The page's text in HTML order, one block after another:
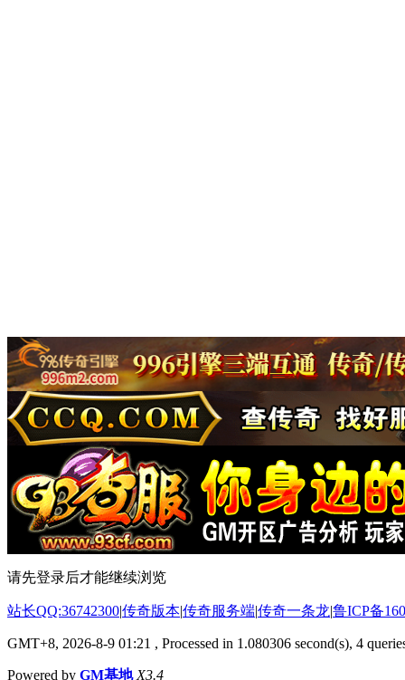
请先登录后才能继续浏览
站长QQ:36742300|传奇版本|传奇服务端|传奇一条龙|鲁ICP备
GMT+8, 2026-8-9 01:21 , Processed in 1.080306 second(s), 4
Powered by GM基地 X3.4